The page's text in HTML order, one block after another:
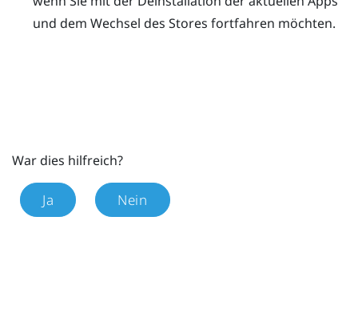
und dem Wechsel des Stores fortfahren möchten.
War dies hilfreich?
Ja Nein